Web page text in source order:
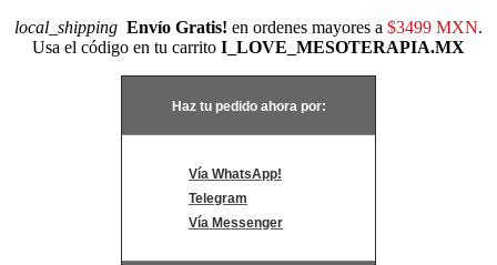
local_shipping Envío Gratis! en ordenes mayores a $3499 MXN.
Usa el código en tu carrito I_LOVE_MESOTERAPIA.MX
Haz tu pedido ahora por:
Vía WhatsApp!
Telegram
Vía Messenger